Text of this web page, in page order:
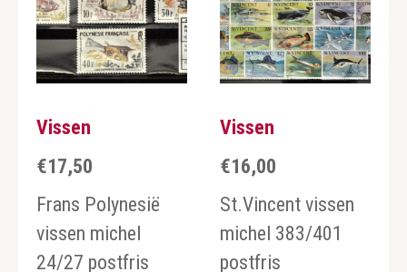
Vissen
€17,50
Frans Polynesië
vissen michel
24/27 postfris
Vissen
€16,00
St.Vincent vissen
michel 383/401
postfris